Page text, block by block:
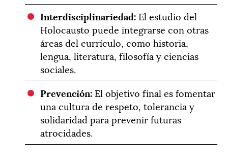
Interdisciplinariedad: El estudio del
Holocausto puede integrarse con otras
áreas del currículo, como historia,
lengua, literatura, filosofía y ciencias
sociales.
Prevención: El objetivo final es fomentar
una cultura de respeto, tolerancia y
solidaridad para prevenir futuras
atrocidades.